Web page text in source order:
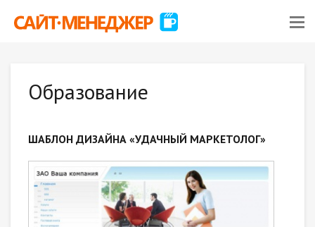
Образование
ШАБЛОН ДИЗАЙНА «УДАЧНЫЙ МАРКЕТОЛОГ»